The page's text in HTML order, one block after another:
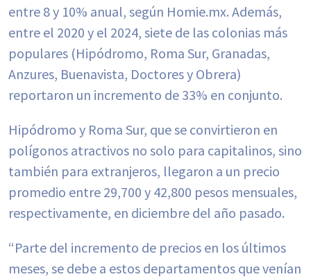
entre 8 y 10% anual, según Homie.mx. Además,
entre el 2020 y el 2024, siete de las colonias más
populares (Hipódromo, Roma Sur, Granadas,
Anzures, Buenavista, Doctores y Obrera)
reportaron un incremento de 33% en conjunto.
Hipódromo y Roma Sur, que se convirtieron en
polígonos atractivos no solo para capitalinos, sino
también para extranjeros, llegaron a un precio
promedio entre 29,700 y 42,800 pesos mensuales,
respectivamente, en diciembre del año pasado.
“Parte del incremento de precios en los últimos
meses, se debe a estos departamentos que venían